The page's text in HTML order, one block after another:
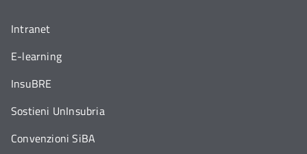
Intranet
E-learning
InsuBRE
Sostieni UnInsubria
Convenzioni SiBA